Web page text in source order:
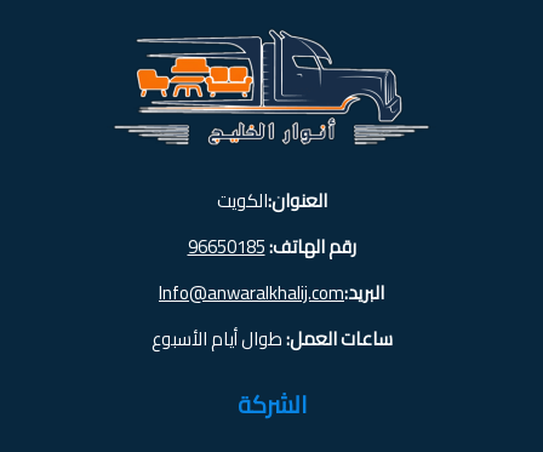
العنوان:الكويت
رقم الهاتف:96650185
البريد:Info@anwaralkhalij.com
ساعات العمل:طوال أيام الأسبوع
الشركة